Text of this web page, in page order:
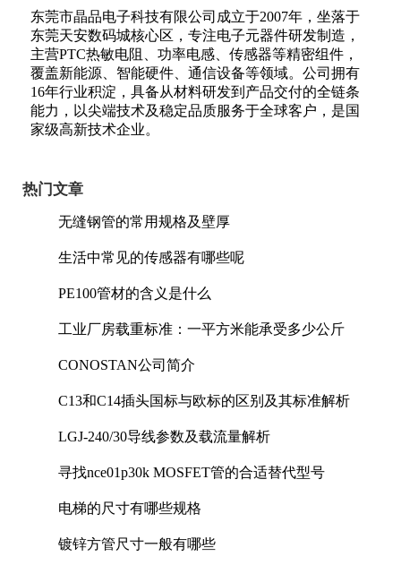
东莞市晶品电子科技有限公司成立于2007年，坐落于
东莞天安数码城核心区，专注电子元器件研发制造，
主营PTC热敏电阻、功率电感、传感器等精密组件，
覆盖新能源、智能硬件、通信设备等领域。公司拥有
16年行业积淀，具备从材料研发到产品交付的全链条
能力，以尖端技术及稳定品质服务于全球客户，是国
家级高新技术企业。
热门文章
无缝钢管的常用规格及壁厚
生活中常见的传感器有哪些呢
PE100管材的含义是什么
工业厂房载重标准：一平方米能承受多少公斤
CONOSTAN公司简介
C13和C14插头国标与欧标的区别及其标准解析
LGJ-240/30导线参数及载流量解析
寻找nce01p30k MOSFET管的合适替代型号
电梯的尺寸有哪些规格
镀锌方管尺寸一般有哪些